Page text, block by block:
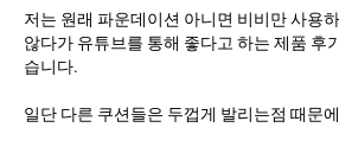
저는 원래 파운데이션 아니면 비비만 사용
않다가 유튜브를 통해 좋다고 하는 제품 후
습니다.
일단 다른 쿠션들은 두껍게 발리는점 때문
제품은 얇게 발려요. 내장된 쿠션 퍼프로